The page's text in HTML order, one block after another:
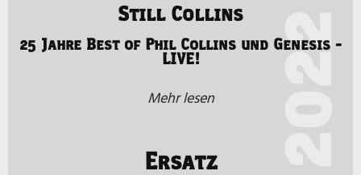
Still Collins
25 Jahre Best of Phil Collins und Genesis -
LIVE!
Mehr lesen
Ersatz 2022